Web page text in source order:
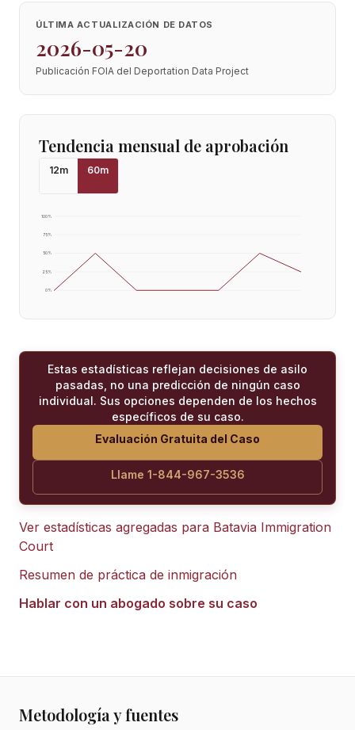
ÚLTIMA ACTUALIZACIÓN DE DATOS
2026-05-20
Publicación FOIA del Deportation Data Project
Tendencia mensual de aprobación
12m 60m
0%
25%
50%
75%
100%
Estas estadísticas reflejan decisiones de asilo
pasadas, no una predicción de ningún caso
individual. Sus opciones dependen de los hechos
específicos de su caso.
Evaluación Gratuita del Caso
Llame 1-844-967-3536
Ver estadísticas agregadas para Batavia Immigration
Court
Resumen de práctica de inmigración
Hablar con un abogado sobre su caso
Metodología y fuentes